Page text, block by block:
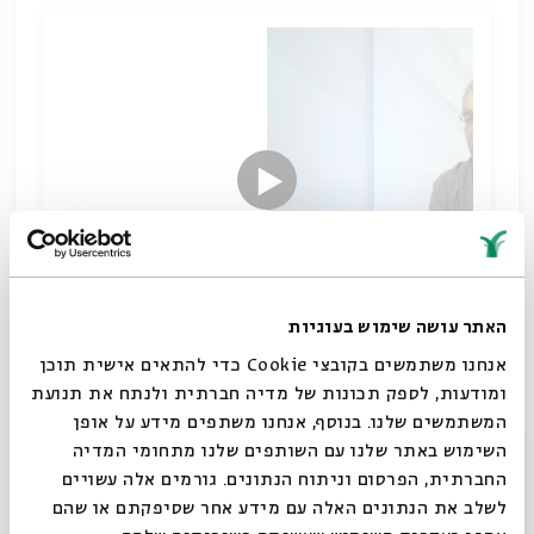
האתר עושה שימוש בעוגיות
אנחנו משתמשים בקובצי Cookie כדי להתאים אישית תוכן
ומודעות, לספק תכונות של מדיה חברתית ולנתח את תנועת
המשתמשים שלנו. בנוסף, אנחנו משתפים מידע על אופן
השימוש באתר שלנו עם השותפים שלנו מתחומי המדיה
החברתית, הפרסום וניתוח הנתונים. גורמים אלה עשויים
לשלב את הנתונים האלה עם מידע אחר שסיפקתם או שהם
תקופת הגאונים
הורדת מקורות
שיתוף סגור